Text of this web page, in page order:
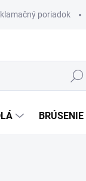
poriadok
Hľadať
BRÚSENIE